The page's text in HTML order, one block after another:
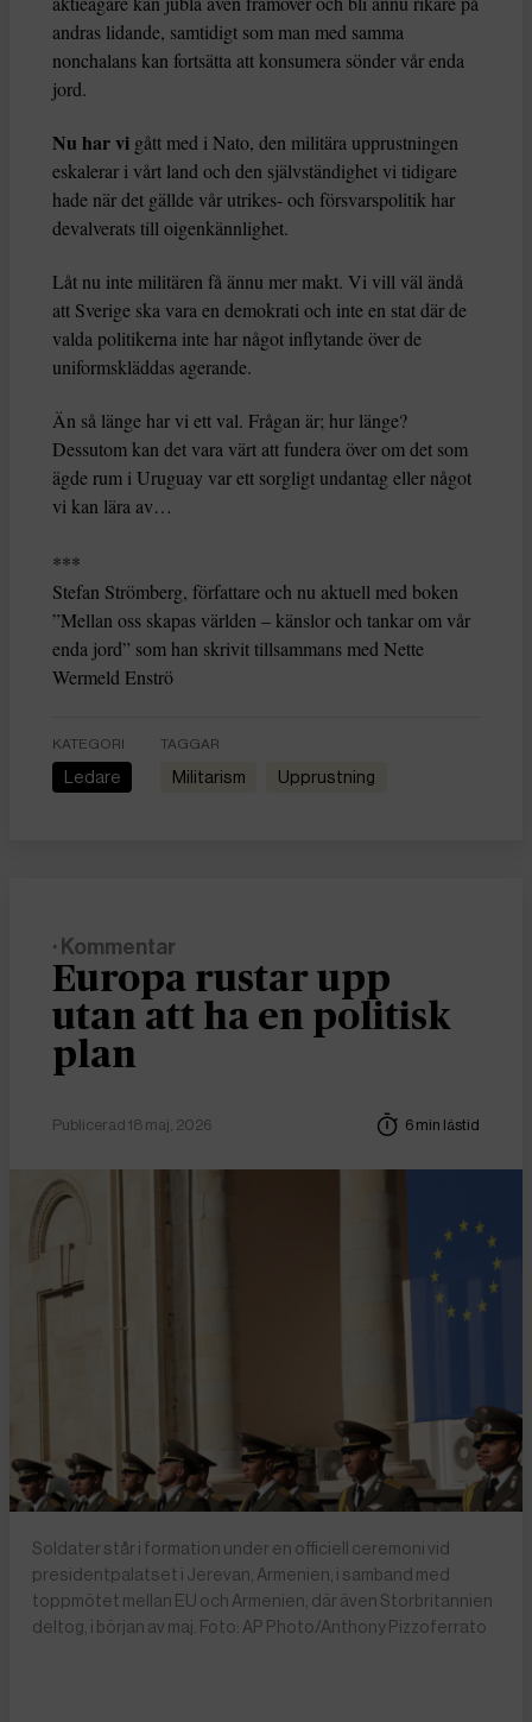
andras lidande, samtidigt som man med samma
nonchalans kan fortsätta att konsumera sönder vår enda
jord.
Nu har vi gått med i Nato, den militära upprustningen
eskalerar i vårt land och den självständighet vi tidigare
hade när det gällde vår utrikes- och försvarspolitik har
devalverats till oigenkännlighet.
Låt nu inte militären få ännu mer makt. Vi vill väl ändå
att Sverige ska vara en demokrati och inte en stat där de
valda politikerna inte har något inflytande över de
uniformskläddas agerande.
Än så länge har vi ett val. Frågan är; hur länge?
Dessutom kan det vara värt att fundera över om det som
ägde rum i Uruguay var ett sorgligt undantag eller något
vi kan lära av…
***
Stefan Strömberg, författare och nu aktuell med boken
”Mellan oss skapas världen – känslor och tankar om vår
enda jord” som han skrivit tillsammans med Nette
Wermeld Enströ
KATEGORI
Ledare
TAGGAR
militarism upprustning
· Kommentar
Europa rustar upp
utan att ha en politisk
plan
Publicerad 18 maj, 2026 6 min lästid
Soldater står i formation under en officiell ceremoni vid
presidentpalatset i Jerevan, Armenien, i samband med
toppmötet mellan EU och Armenien, där även Storbritannien
deltog, i början av maj. Foto: AP Photo/Anthony Pizzoferrato